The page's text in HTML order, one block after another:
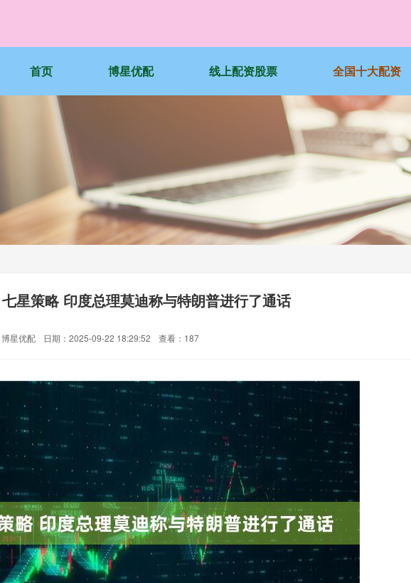
首页 博星优配 线上配资股票 全国十大配资
七星策略 印度总理莫迪称与特朗普进行了通话
星优配 日期：2025-09-22 18:29:52 查看：187